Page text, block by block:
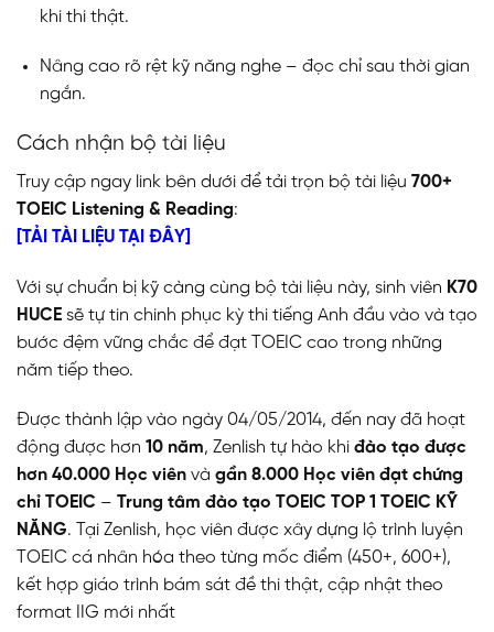
khi thi thật.
Nâng cao rõ rệt kỹ năng nghe – đọc chỉ sau thời gian
ngắn.
Cách nhận bộ tài liệu
Truy cập ngay link bên dưới để tải trọn bộ tài liệu 700+
TOEIC Listening & Reading:
[TẢI TÀI LIỆU TẠI ĐÂY]
Với sự chuẩn bị kỹ càng cùng bộ tài liệu này, sinh viên K70
HUCE sẽ tự tin chinh phục kỳ thi tiếng Anh đầu vào và tạo
bước đệm vững chắc để đạt TOEIC cao trong những
năm tiếp theo.
Được thành lập vào ngày 04/05/2014, đến nay đã hoạt
động được hơn 10 năm, Zenlish tự hào khi đào tạo được
hơn 40.000 Học viên và gần 8.000 Học viên đạt chứng
chỉ TOEIC – Trung tâm đào tạo TOEIC TOP 1 TOEIC KỸ
NĂNG. Tại Zenlish, học viên được xây dựng lộ trình luyện
TOEIC cá nhân hóa theo từng mốc điểm (450+, 600+),
kết hợp giáo trình bám sát đề thi thật, cập nhật theo
format IIG mới nhất